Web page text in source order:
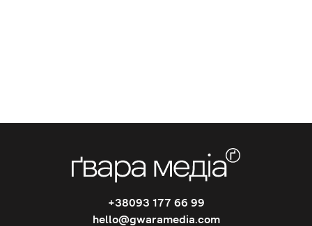
+38093 177 66 99
hello@gwaramedia.com